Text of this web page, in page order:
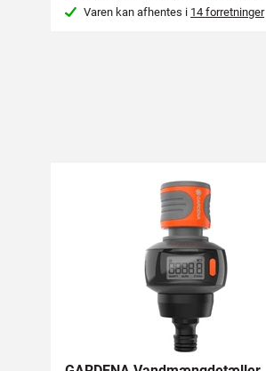
Varen kan afhentes i 14 forretninger